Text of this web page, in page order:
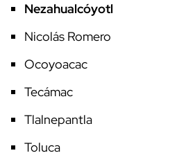
Nezahualcóyotl
Nicolás Romero
Ocoyoacac
Tecámac
Tlalnepantla
Toluca